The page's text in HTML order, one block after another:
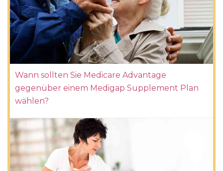
Wann sollten Sie Medicare Advantage
gegenüber einem Medigap Supplement Plan
wählen?